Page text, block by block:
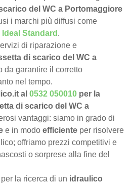
del WC a Portomaggiore
i marchi più diffusi come
Ideal Standard .
di riparazione e
di scarico del WC a
da garantire il corretto
nel tempo.
al0532 050010 per la
di scarico del WC a
vantaggi: siamo in grado di
e in modoefficiente per risolvere
offriamo prezzi competitivi e
o sorprese alla fine del
la ricerca di un idraulico